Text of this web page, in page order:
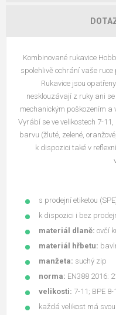
Kombinované rukavice
spolehlivě ochrání vaše
Rukavice jsou
nesklouzávají z ruky ani
mechanickým poškozením a
Vyrábí se ve velikostech 7-
barvu (žluté, zelené,
k dispozici také v
s prodejní etiketou
k dispozici i bez
materiál dlaně: ovčí
materiál hřbetu:
manžeta: suchý zip
norma: EN388 2016:
velikosti: 7-11; BPE 8-
každá velikost má